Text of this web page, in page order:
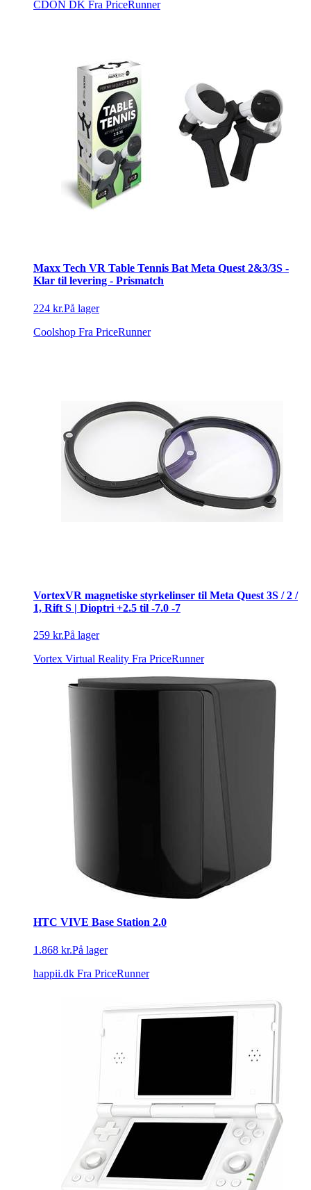
CDON DK Fra PriceRunner
Maxx Tech VR Table Tennis Bat Meta Quest 2&3/3S -
Klar til levering - Prismatch
224 kr.På lager
Coolshop Fra PriceRunner
VortexVR magnetiske styrkelinser til Meta Quest 3S / 2 /
1, Rift S | Dioptri +2.5 til -7.0 -7
259 kr.På lager
Vortex Virtual Reality Fra PriceRunner
HTC VIVE Base Station 2.0
1.868 kr.På lager
happii.dk Fra PriceRunner